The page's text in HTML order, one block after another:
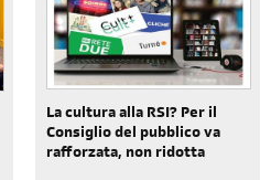
La cultura alla RSI? Per il
Consiglio del pubblico va
rafforzata, non ridotta